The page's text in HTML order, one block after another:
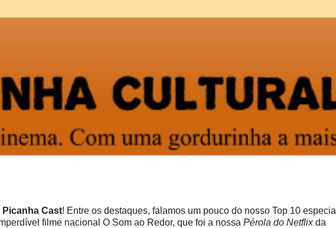
Picanha Cast! Entre os destaques, falamos um pouco do nosso Top 10 especial
filme nacional O Som ao Redor, que foi a nossa Pérola do Netflixda